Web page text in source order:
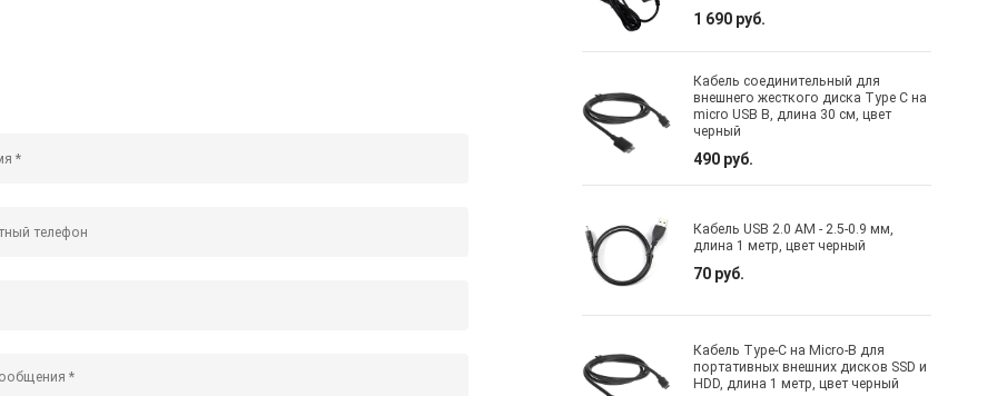
1 690 руб.
Кабель соединительный для
внешнего жесткого диска Type C на
micro USB B, длина 30 см, цвет
черный
490 руб.
Кабель USB 2.0 AM - 2.5-0.9 мм,
длина 1 метр, цвет черный
70 руб.
Кабель Type-C на Micro-B для
портативных внешних дисков SSD и
HDD, длина 1 метр, цвет черный